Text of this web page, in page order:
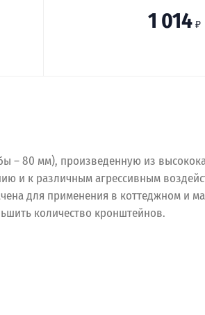
1 014 ₽
– 80 мм), произведенную из
и к различным агрессивным
для применения в коттеджном и
количество кронштейнов.